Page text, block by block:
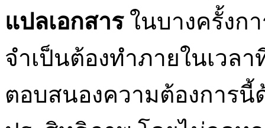
แปลเอกสารในบางครั้งก
จำเป็นต้องทำภายในเวล
ตอบสนองความต้องการนี้